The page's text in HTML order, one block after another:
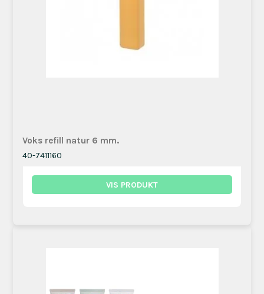
Voks refill natur 6 mm.
40-7411160
VIS PRODUKT